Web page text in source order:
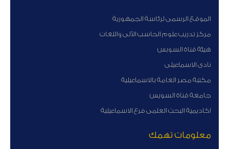
الموقع الرسمى لرئاسة الجمهورية
مركز تدريب علوم الحاسب الآلى واللغات
هيئة قناة السوبس
نادى الاسماعيلى
مكتبة مصر العامة بالاسماعيلية
جامعة قناة السويس
اكاديمية البحث العلمى فرع الاسماعيلية
معلومات تهمك